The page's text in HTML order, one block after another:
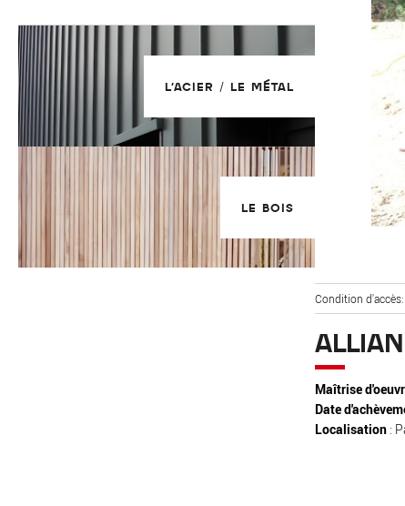
L'ACIER / LE MÉTAL
LE BOIS
Condition d'accès
Maîtrise
Date
Localisation :